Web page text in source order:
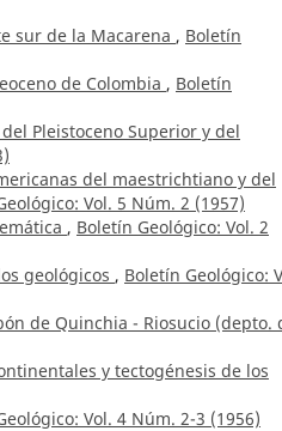
sur de la Macarena , Boletín
de Colombia , Boletín
Pleistoceno Superior y del
del maestrichtiano y del
Vol. 5 Núm. 2 (1957)
, Boletín Geológico: Vol. 2
geológicos , Boletín Geológico:
de Quinchia - Riosucio (depto.
y tectogénesis de los
Vol. 4 Núm. 2-3 (1956)